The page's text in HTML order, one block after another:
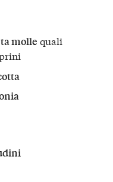
molle quali